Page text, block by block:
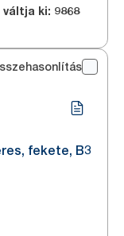
ki: 9868
fekete, B3